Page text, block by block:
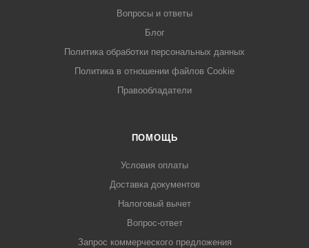
Вопросы и ответы
Блог
Политика обработки персональных данных
Политика в отношении файлов Cookie
Правообладатели
ПОМОЩЬ
Условия оплаты
Доставка документов
Налоговый вычет
Вопрос-ответ
Запрос коммерческого предложения